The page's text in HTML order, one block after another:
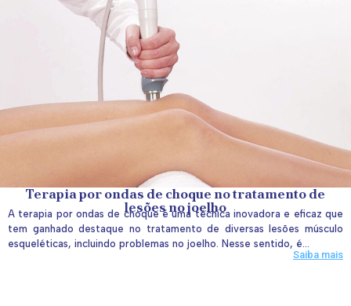
Terapia por ondas de choque no tratamento de
lesões no joelho
A terapia por ondas de choque é uma técnica inovadora e eficaz que
tem ganhado destaque no tratamento de diversas lesões músculo
esqueléticas, incluindo problemas no joelho. Nesse sentido, é...
Saiba mais